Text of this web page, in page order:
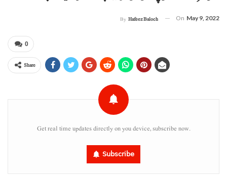
By Hafeez Baloch On May 9, 2022
0
Share
Get real time updates directly on you device, subscribe now.
Subscribe